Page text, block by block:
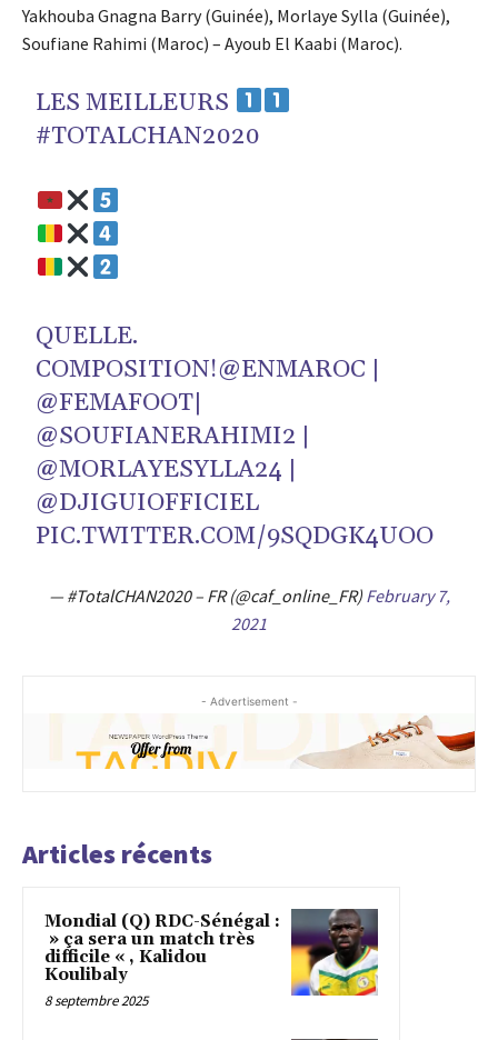
Yakhouba Gnagna Barry (Guinée), Morlaye Sylla (Guinée),
Soufiane Rahimi (Maroc) – Ayoub El Kaabi (Maroc).
LES MEILLEURS
#TOTALCHAN2020
QUELLE.
COMPOSITION!@ENMAROC
@FEMAFOOT
@SOUFIANERAHIMI2
@MORLAYESYLLA24
@DJIGUIOFFICIEL
PIC.TWITTER.COM/9SQDGK4UOO
— #TotalCHAN2020 – FR (@caf_online_FR) February 7,
2021
- Advertisement -
Articles récents
Mondial (Q) RDC-Sénégal :
» ça sera un match très
difficile « , Kalidou
Koulibaly
8 septembre 2025